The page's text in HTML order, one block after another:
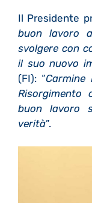
Il Presidente
buon lavoro
svolgere con
il suo nuovo
(FI): “
Risorgimento
buon lavoro
verità”.